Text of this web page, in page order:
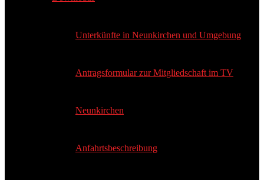
Unterkünfte in Neunkirchen und Umgebung
Antragsformular zur Mitgliedschaft im TV
Neunkirchen
Anfahrtsbeschreibung